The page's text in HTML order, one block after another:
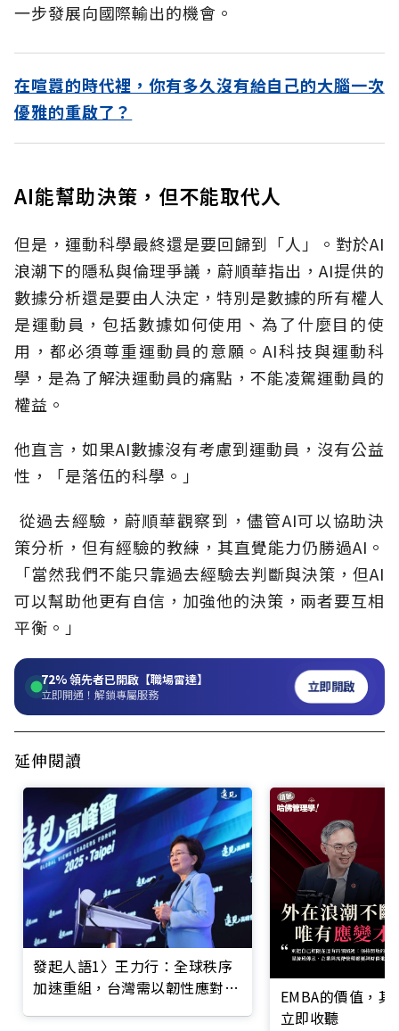
一步發展向國際輸出的機會。
在喧囂的時代裡，你有多久沒有給自己的大腦一次
優雅的重啟了？
AI能幫助決策，但不能取代人
但是，運動科學最終還是要回歸到「人」。對於AI
浪潮下的隱私與倫理爭議，蔚順華指出，AI提供的
數據分析還是要由人決定，特別是數據的所有權人
是運動員，包括數據如何使用、為了什麼目的使
用，都必須尊重運動員的意願。AI科技與運動科
學，是為了解決運動員的痛點，不能凌駕運動員的
權益。
他直言，如果AI數據沒有考慮到運動員，沒有公益
性，「是落伍的科學。」
從過去經驗，蔚順華觀察到，儘管AI可以協助決
策分析，但有經驗的教練，其直覺能力仍勝過AI。
「當然我們不能只靠過去經驗去判斷與決策，但AI
可以幫助他更有自信，加強他的決策，兩者要互相
平衡。」
72%領先者已開啟【職場雷達】
立即開通！解鎖專屬服務 立即開啟
延伸閱讀
發起人語1〉王力行：全球秩序
加速重組，台灣需以韌性應對挑
EMBA的價值，
立即收聽